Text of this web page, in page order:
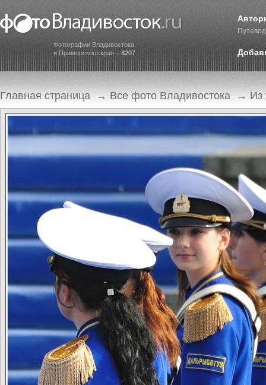
Фотографии Владивостока
и Приморского края – 8207
Главная страница → Все фото Владивостока → Из